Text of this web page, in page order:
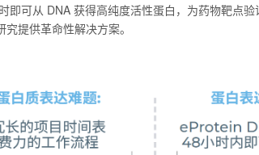
即可从 DNA 获得高纯度活性蛋白，为药物靶点
提供革命性解决方案。